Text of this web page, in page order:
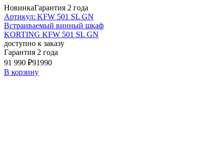
НовинкаГарантия 2 года
Артикул: KFW 501 SL GN
Встраиваемый винный шкаф
KORTING KFW 501 SL GN
доступно к заказу
Гарантия 2 года
91 990 ₽91990
В корзину